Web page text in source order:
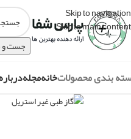
Skip to navigation
Skip to main content
جست و
بندی محصولاتخانهمجله